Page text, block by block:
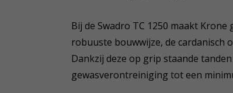
Bij de Swadro TC 1250 maakt
robuuste bouwwijze, de cardanisch
Dankzij deze op grip staande
gewasverontreiniging tot een